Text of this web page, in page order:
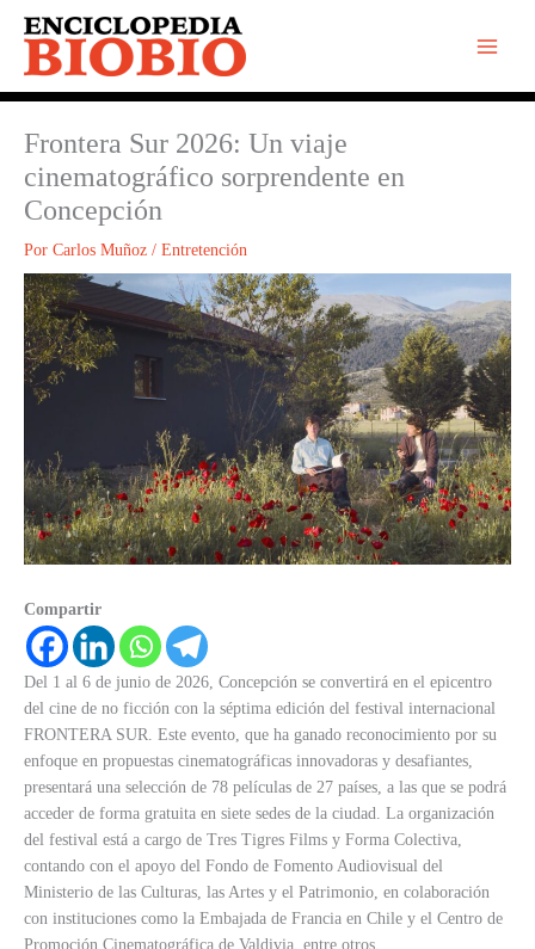
contenido
Frontera Sur 2026: Un viaje
cinematográfico sorprendente en
Concepción
Por Carlos Muñoz / Entretención
Compartir
Del 1 al 6 de junio de 2026, Concepción se convertirá en el epicentro
del cine de no ficción con la séptima edición del festival internacional
FRONTERA SUR. Este evento, que ha ganado reconocimiento por su
enfoque en propuestas cinematográficas innovadoras y desafiantes,
presentará una selección de 78 películas de 27 países, a las que se podrá
acceder de forma gratuita en siete sedes de la ciudad. La organización
del festival está a cargo de Tres Tigres Films y Forma Colectiva,
contando con el apoyo del Fondo de Fomento Audiovisual del
Ministerio de las Culturas, las Artes y el Patrimonio, en colaboración
con instituciones como la Embajada de Francia en Chile y el Centro de
Promoción Cinematográfica de Valdivia, entre otros.